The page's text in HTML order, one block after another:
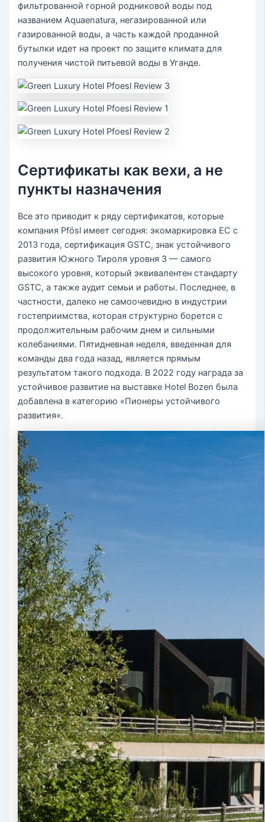
фильтрованной горной родниковой воды под
названием Aquaenatura, негазированной или
газированной воды, а часть каждой проданной
бутылки идет на проект по защите климата для
получения чистой питьевой воды в Уганде.
Сертификаты как вехи, а не
пункты назначения
Все это приводит к ряду сертификатов, которые
компания Pfösl имеет сегодня: экомаркировка ЕС с
2013 года, сертификация GSTC, знак устойчивого
развития Южного Тироля уровня 3 — самого
высокого уровня, который эквивалентен стандарту
GSTC, а также аудит семьи и работы. Последнее, в
частности, далеко не самоочевидно в индустрии
гостеприимства, которая структурно борется с
продолжительным рабочим днем ​​и сильными
колебаниями. Пятидневная неделя, введенная для
команды два года назад, является прямым
результатом такого подхода. В 2022 году награда за
устойчивое развитие на выставке Hotel Bozen была
добавлена ​​в категорию «Пионеры устойчивого
развития».